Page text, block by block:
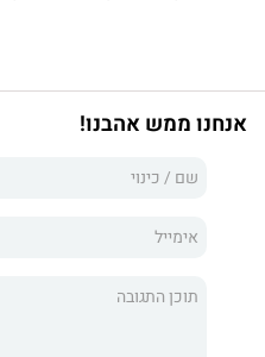
נפגשים כאן פעם בשנה על
הסיפורים הקצרים שבספר, פרי
מליבה הסוער שאינם ניכרים בה
היא אימא לשלושה ילדים
בעזרה לניצולי שואה בהתנדבות.
אנחנו ממש אהבנו!